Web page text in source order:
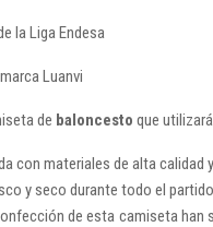
la Liga Endesa
Luanvi
de baloncesto que
con materiales de alta
y seco durante todo el
de esta camiseta han